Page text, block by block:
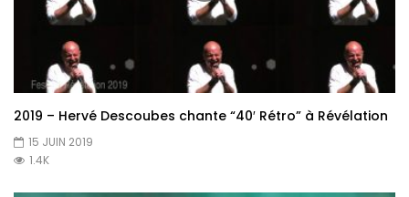
2019 – Hervé Descoubes chante “40′ Rétro” à Révélation
15 JUIN 2019
1.4K